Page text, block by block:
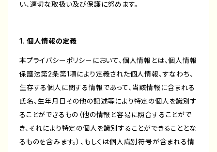
い、適切な取扱い及び保護に努めます。
1. 個人情報の定義
本プライバシーポリシーにおいて、個人情報とは、個人情報
保護法第2条第1項により定義された個人情報、すなわち、
生存する個人に関する情報であって、当該情報に含まれる
氏名、生年月日その他の記述等により特定の個人を識別す
ることができるもの（他の情報と容易に照合することがで
き、それにより特定の個人を識別することができることとな
るものを含みます。）、もしくは個人識別符号が含まれる情